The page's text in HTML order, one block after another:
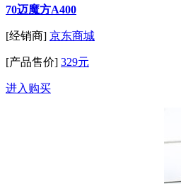
70迈魔方A400
[经销商] 京东商城
[产品售价] 329元
进入购买